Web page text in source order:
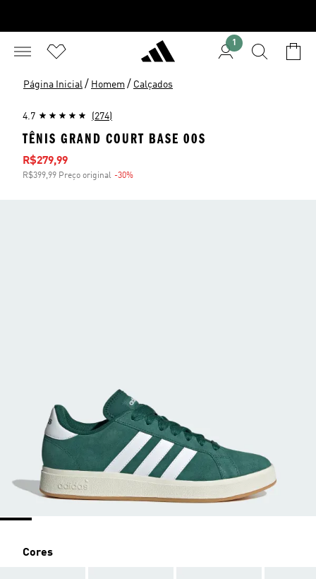
1
Página Inicial / Homem / Calçados
4.7 (274)
TÊNIS GRAND COURT BASE 00S
Preço com desconto
R$279,99
R$399,99 Preço original -30%
Cores